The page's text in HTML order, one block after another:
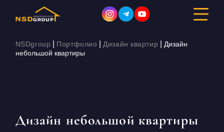
СТРОИТЕЛЬСТВО
NSDgroup Портфолио Дизайн квартир
Дизайн
небольшой квартиры
Дизайн небольшой квартиры